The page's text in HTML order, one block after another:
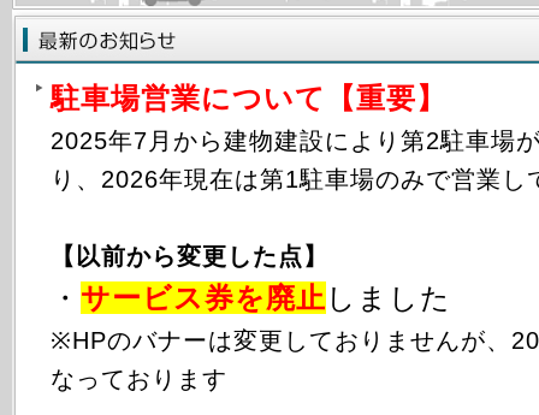
駐車場営業について【重要】
2025年7月から建物建設により第2駐車場
り、2026年現在は第1駐車場のみで営業し
【以前から変更した点】
・ サービス券を廃止 しました
※HPのバナーは変更しておりませんが、
なっております